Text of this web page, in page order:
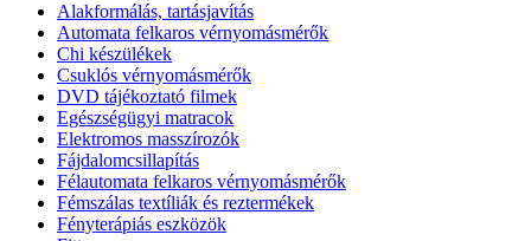
Alakformálás, tartásjavítás
Automata felkaros vérnyomásmérők
Chi készülékek
Csuklós vérnyomásmérők
DVD tájékoztató filmek
Egészségügyi matracok
Elektromos masszírozók
Fájdalomcsillapítás
Félautomata felkaros vérnyomásmérők
Fémszálas textíliák és reztermékek
Fényterápiás eszközök